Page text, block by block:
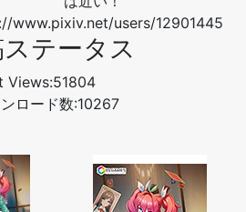
www.pixiv.net/users/12901445
テータス
Views:51804
ロード数:10267